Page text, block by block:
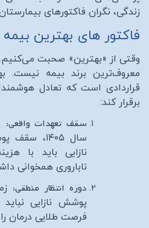
زندگی، نگران فاکتورهای
فاکتور های بهترین بیمه
وقتی از «بهترین» صحبت می‌کنیم،
معروف‌ترین برند بیمه نیست.
قراردادی است که تعادل
برقرار کند:
سقف تعهدات واقعی:
سال ۱۴۰۵،
نازایی باید با
ناباروری همخوانی
دوره انتظار منطقی:
پوشش نازایی
فرصت طلایی درمان